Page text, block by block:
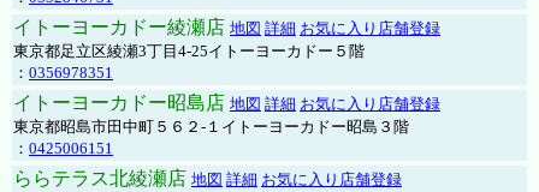
イトーヨーカドー綾瀬店 地図 詳細 お気に入り店舗登録
東京都足立区綾瀬3丁目4-25イトーヨーカドー５階
： 0356978351
イトーヨーカドー昭島店 地図 詳細 お気に入り店舗登録
東京都昭島市田中町５６２-１イトーヨーカドー昭島３階
： 0425006151
ららテラス北綾瀬店 地図 詳細 お気に入り店舗登録